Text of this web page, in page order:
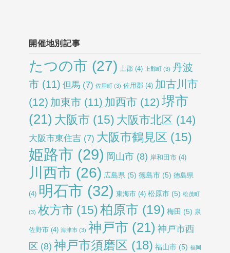
開催地別記事
たつの市 (27) 上郡 (4) 上郡町 (3) 丹波
市 (11) 但馬 (7) 佐用町 (3) 佐用郡 (4) 加古川市
(12) 加東市 (11) 加西市 (12) 堺市
(21) 大阪市 (15) 大阪市北区 (14)
大阪市東住吉 (7) 大阪市鶴見区 (15)
姫路市 (29) 岡山市 (8) 岸和田市 (4)
川西市 (26) 広島県 (5) 徳島市 (5) 徳島県
(4) 明石市 (32) 東海市 (4) 松原市 (5) 松茂町
(3) 枚方市 (15)柏原市 (19) 梅田 (5) 泉
佐野市 (4) 海津市 (3) 神戸市 (21) 神戸市西
区 (8) 神戸市須磨区 (18) 福山市 (5) 福岡